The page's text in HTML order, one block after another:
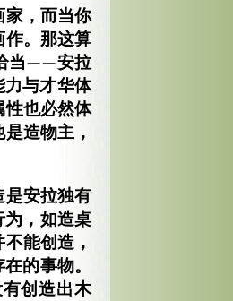
家，而当你
作。那这算
当——安拉
与才华体
性也必然体
造物主，
是安拉独有
为，如造桌
能创造，
的事物。
创造出木